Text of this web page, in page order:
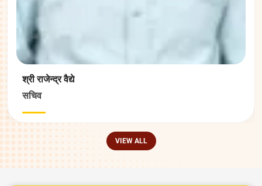
श्री राजेन्‍द्र वैद्ये
सचिव
VIEW ALL